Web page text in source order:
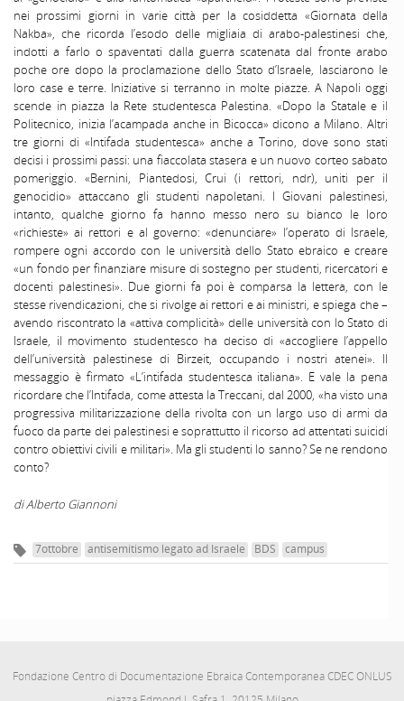
nei prossimi giorni in varie città per la cosiddetta «Giornata della
Nakba», che ricorda l’esodo delle migliaia di arabo-palestinesi che,
indotti a farlo o spaventati dalla guerra scatenata dal fronte arabo
poche ore dopo la proclamazione dello Stato d’Israele, lasciarono le
loro case e terre. Iniziative si terranno in molte piazze. A Napoli oggi
scende in piazza la Rete studentesca Palestina. «Dopo la Statale e il
Politecnico, inizia l’acampada anche in Bicocca» dicono a Milano. Altri
tre giorni di «Intifada studentesca» anche a Torino, dove sono stati
decisi i prossimi passi: una fiaccolata stasera e un nuovo corteo sabato
pomeriggio. «Bernini, Piantedosi, Crui (i rettori, ndr), uniti per il
genocidio» attaccano gli studenti napoletani. I Giovani palestinesi,
intanto, qualche giorno fa hanno messo nero su bianco le loro
«richieste» ai rettori e al governo: «denunciare» l’operato di Israele,
rompere ogni accordo con le università dello Stato ebraico e creare
«un fondo per finanziare misure di sostegno per studenti, ricercatori e
docenti palestinesi». Due giorni fa poi è comparsa la lettera, con le
stesse rivendicazioni, che si rivolge ai rettori e ai ministri, e spiega che –
avendo riscontrato la «attiva complicità» delle università con lo Stato di
Israele, il movimento studentesco ha deciso di «accogliere l’appello
dell’università palestinese di Birzeit, occupando i nostri atenei». Il
messaggio è firmato «L’intifada studentesca italiana». E vale la pena
ricordare che l’Intifada, come attesta la Treccani, dal 2000, «ha visto una
progressiva militarizzazione della rivolta con un largo uso di armi da
fuoco da parte dei palestinesi e soprattutto il ricorso ad attentati suicidi
contro obiettivi civili e militari». Ma gli studenti lo sanno? Se ne rendono
conto?
di Alberto Giannoni
7ottobre antisemitismo legato ad Israele BDS campus
Fondazione Centro di Documentazione Ebraica Contemporanea CDEC ONLUS